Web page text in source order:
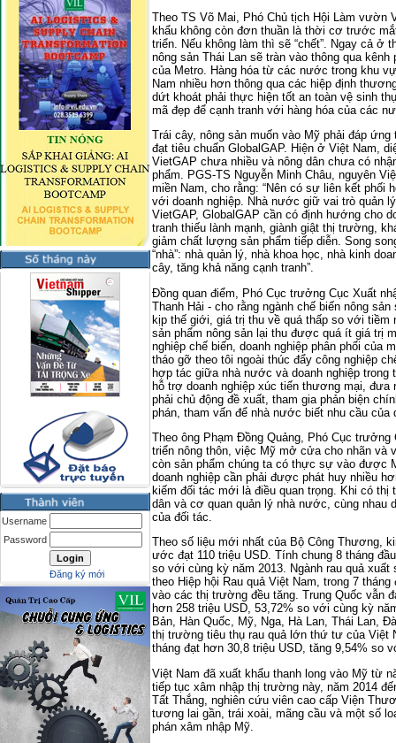
Username
Password
Đăng ký mới
Theo TS Võ Mai, Phó Chủ tịch Hội Làm
khẩu không còn đơn thuần là thời cơ trước
triển. Nếu không làm thì sẽ “chết”. Ngay cả
nông sản Thái Lan sẽ tràn vào thông qua
của Metro. Hàng hóa từ các nước trong khu
Nam nhiều hơn thông qua các hiệp định
dứt khoát phải thực hiện tốt an toàn vệ sinh
mã đẹp để cạnh tranh với hàng hóa của các
Trái cây, nông sản muốn vào Mỹ phải đáp
đạt tiêu chuẩn GlobalGAP. Hiện ở Việt Nam,
VietGAP chưa nhiều và nông dân chưa có
phẩm. PGS-TS Nguyễn Minh Châu, nguyên
miền Nam, cho rằng: “Nên có sự liên kết phối
với doanh nghiệp. Nhà nước giữ vai trò quản
VietGAP, GlobalGAP cần có định hướng cho
tranh thiếu lành mạnh, giành giật thị trường,
giảm chất lượng sản phẩm tiếp diễn. Song
“nhà”: nhà quản lý, nhà khoa học, nhà kinh
cây, tăng khả năng cạnh tranh”.
Đồng quan điểm, Phó Cục trưởng Cục Xuất
Thanh Hải - cho rằng ngành chế biến nông
kịp thế giới, giá trị thu về quá thấp so với
sản phẩm nông sản lại thu được quá ít giá trị
nghiệp chế biến, doanh nghiệp phân phối của
tháo gỡ theo tôi ngoài thúc đẩy công nghiệp
hợp tác giữa nhà nước và doanh nghiệp
hỗ trợ doanh nghiệp xúc tiến thương mại, đưa
phải chủ động đề xuất, tham gia phản biện
phán, tham vấn để nhà nước biết nhu cầu của
Theo ông Phạm Đồng Quảng, Phó Cục
triển nông thôn, việc Mỹ mở cửa cho nhãn và
còn sản phẩm chúng ta có thực sự vào được
doanh nghiệp cần phải được phát huy nhiều
kiếm đối tác mới là điều quan trọng. Khi có
dân và cơ quan quản lý nhà nước, cùng nhau
của đối tác.
Theo số liệu mới nhất của Bộ Công Thương,
ước đạt 110 triệu USD. Tính chung 8 tháng
so với cùng kỳ năm 2013. Ngành rau quả xuất
theo Hiệp hội Rau quả Việt Nam, trong 7
vào các thị trường đều tăng. Trung Quốc vẫn
hơn 258 triệu USD, 53,72% so với cùng kỳ
Bản, Hàn Quốc, Mỹ, Nga, Hà Lan, Thái Lan,
thị trường tiêu thụ rau quả lớn thứ tư của Việt
tháng đạt hơn 30,8 triệu USD, tăng 9,54% so
Việt Nam đã xuất khẩu thanh long vào Mỹ từ
tiếp tục xâm nhập thị trường này, năm 2014
Tất Thắng, nghiên cứu viên cao cấp Viện
tương lai gần, trái xoài, mãng cầu và một số
phán xâm nhập Mỹ.